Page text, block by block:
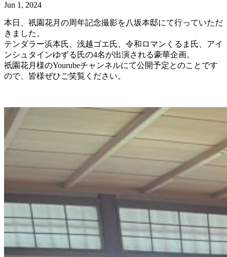
Jun 1, 2024
本日、祇園花月の周年記念撮影を八坂本邸にて行っていただ
きました。
テンダラー浜本氏、浅越ゴエ氏、令和ロマンくるま氏、アイ
ンシュタインゆずる氏の4名が出演される豪華企画。
祇園花月様のYourubeチャンネルにて公開予定とのことです
ので、皆様ぜひご笑覧ください。